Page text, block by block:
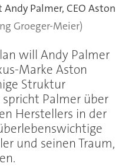
Palmer, CEO Aston
Groeger-Meier)
will Andy Palmer
Marke Aston
Struktur
Palmer über
Herstellers in der
und seinen Traum,